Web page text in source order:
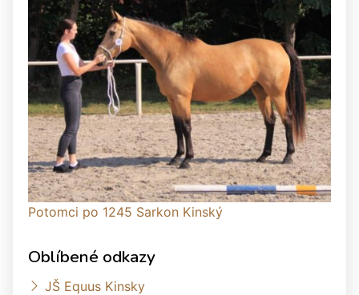
Potomci po 1245 Sarkon Kinský
Oblíbené odkazy
JŠ Equus Kinsky